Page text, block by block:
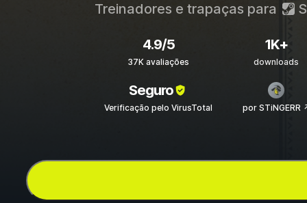
Treinadores e trapaças para
4.9/5
37K avaliações
1K+
downloads
Seguro
Verificação pelo VirusTotal por STiNGERR